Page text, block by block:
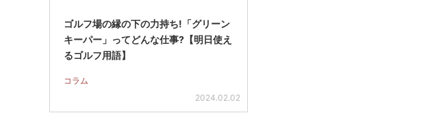
ゴルフ場の縁の下の力持ち!「グリーン
キーパー」ってどんな仕事?【明日使え
るゴルフ用語】
コラム
2024.02.02